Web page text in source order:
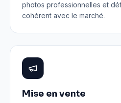
photos professionnelles et
cohérent avec le marché.
Mise en vente